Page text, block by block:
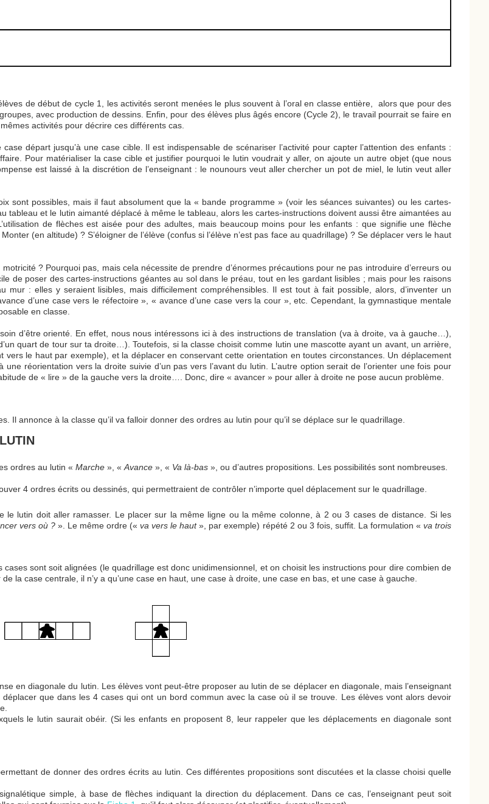
de début de cycle 1, les activités seront menées le plus souvent à l’oral en classe entière, alors que pour des
avec production de dessins. Enfin, pour des élèves plus âgés encore (Cycle 2), le travail pourrait se faire en
activités pour décrire ces différents cas.
départ jusqu’à une case cible. Il est indispensable de scénariser l’activité pour capter l’attention des enfants :
Pour matérialiser la case cible et justifier pourquoi le lutin voudrait y aller, on ajoute un autre objet (que nous
est laissé à la discrétion de l’enseignant : le nounours veut aller chercher un pot de miel, le lutin veut aller
sont possibles, mais il faut absolument que la « bande programme » (voir les séances suivantes) ou les cartes-
tableau et le lutin aimanté déplacé à même le tableau, alors les cartes-instructions doivent aussi être aimantées au
de flèches est aisée pour des adultes, mais beaucoup moins pour les enfants : que signifie une flèche
(en altitude) ? S’éloigner de l’élève (confus si l’élève n’est pas face au quadrillage) ? Se déplacer vers le haut
? Pourquoi pas, mais cela nécessite de prendre d’énormes précautions pour ne pas introduire d’erreurs ou
de poser des cartes-instructions géantes au sol dans le préau, tout en les gardant lisibles ; mais pour les raisons
mur : elles y seraient lisibles, mais difficilement compréhensibles. Il est tout à fait possible, alors, d’inventer un
d’une case vers le réfectoire », « avance d’une case vers la cour », etc. Cependant, la gymnastique mentale
en classe.
d’être orienté. En effet, nous nous intéressons ici à des instructions de translation (va à droite, va à gauche…),
quart de tour sur ta droite…). Toutefois, si la classe choisit comme lutin une mascotte ayant un avant, un arrière,
le haut par exemple), et la déplacer en conservant cette orientation en toutes circonstances. Un déplacement
réorientation vers la droite suivie d’un pas vers l’avant du lutin. L’autre option serait de l’orienter une fois pour
de « lire » de la gauche vers la droite…. Donc, dire « avancer » pour aller à droite ne pose aucun problème.
Il annonce à la classe qu’il va falloir donner des ordres au lutin pour qu’il se déplace sur le quadrillage.
ordres au lutin « Marche », « Avance », « Va là-bas », ou d’autres propositions. Les possibilités sont nombreuses.
4 ordres écrits ou dessinés, qui permettraient de contrôler n’importe quel déplacement sur le quadrillage.
le lutin doit aller ramasser. Le placer sur la même ligne ou la même colonne, à 2 ou 3 cases de distance. Si les
vers où ?». Le même ordre (« va vers le haut», par exemple) répété 2 ou 3 fois, suffit. La formulation « va trois
sont soit alignées (le quadrillage est donc unidimensionnel, et on choisit les instructions pour dire combien de
la case centrale, il n’y a qu’une case en haut, une case à droite, une case en bas, et une case à gauche.
en diagonale du lutin. Les élèves vont peut-être proposer au lutin de se déplacer en diagonale, mais l’enseignant
que dans les 4 cases qui ont un bord commun avec la case où il se trouve. Les élèves vont alors devoir
le lutin saurait obéir. (Si les enfants en proposent 8, leur rappeler que les déplacements en diagonale sont
de donner des ordres écrits au lutin. Ces différentes propositions sont discutées et la classe choisi quelle
simple, à base de flèches indiquant la direction du déplacement. Dans ce cas, l’enseignant peut soit